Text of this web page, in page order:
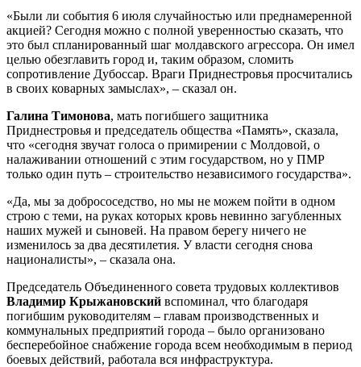
«Были ли события 6 июля случайностью или преднамеренной
акцией? Сегодня можно с полной уверенностью сказать, что
это был спланированный шаг молдавского агрессора. Он имел
целью обезглавить город и, таким образом, сломить
сопротивление Дубоссар. Враги Приднестровья просчитались
в своих коварных замыслах», – сказал он.
Галина Тимонова, мать погибшего защитника
Приднестровья и председатель общества «Память», сказала,
что «сегодня звучат голоса о примирении с Молдовой, о
налаживании отношений с этим государством, но у ПМР
только один путь – строительство независимого государства».
«Да, мы за добрососедство, но мы не можем пойти в одном
строю с теми, на руках которых кровь невинно загубленных
наших мужей и сыновей. На правом берегу ничего не
изменилось за два десятилетия. У власти сегодня снова
националисты», – сказала она.
Председатель Объединенного совета трудовых коллективов
Владимир Крыжановский вспоминал, что благодаря
погибшим руководителям – главам производственных и
коммунальных предприятий города – было организовано
бесперебойное снабжение города всем необходимым в период
боевых действий, работала вся инфраструктура.